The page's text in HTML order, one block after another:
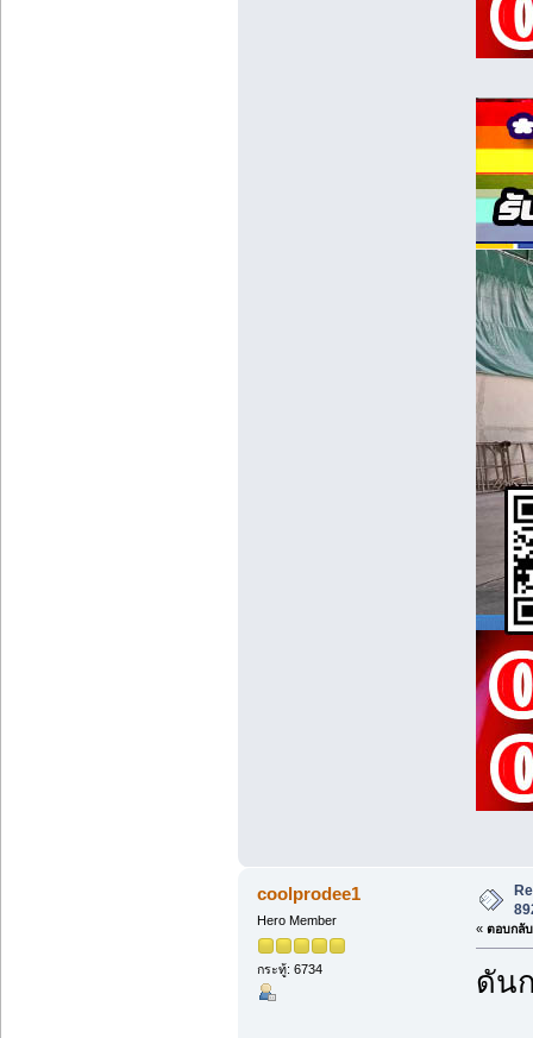
coolprodee1
Hero Member
กระทู้: 6734
« ตอบกลั
ดัน